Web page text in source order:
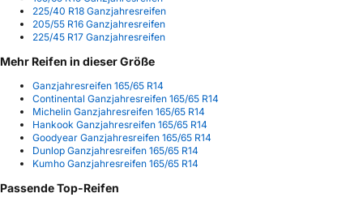
225/40 R18 Ganzjahresreifen
205/55 R16 Ganzjahresreifen
225/45 R17 Ganzjahresreifen
Mehr Reifen in dieser Größe
Ganzjahresreifen 165/65 R14
Continental Ganzjahresreifen 165/65 R14
Michelin Ganzjahresreifen 165/65 R14
Hankook Ganzjahresreifen 165/65 R14
Goodyear Ganzjahresreifen 165/65 R14
Dunlop Ganzjahresreifen 165/65 R14
Kumho Ganzjahresreifen 165/65 R14
Passende Top-Reifen